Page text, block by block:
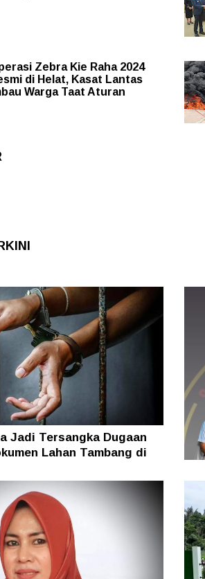
Zebra Kie Raha 2024
di Helat, Kasat Lantas
Warga Taat Aturan
Jadi Tersangka Dugaan
Lahan Tambang di